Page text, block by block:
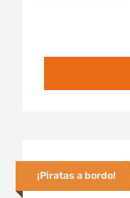
¡Piratas a bordo!
Gincana Pirata